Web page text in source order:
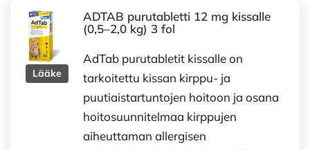
Lääke
ADTAB purutabletti 12 mg kissalle
(0,5–2,0 kg) 3 fol
AdTab purutabletit kissalle on
tarkoitettu kissan kirppu- ja
puutiaistartuntojen hoitoon ja osana
hoitosuunnitelmaa kirppujen
aiheuttaman allergisen